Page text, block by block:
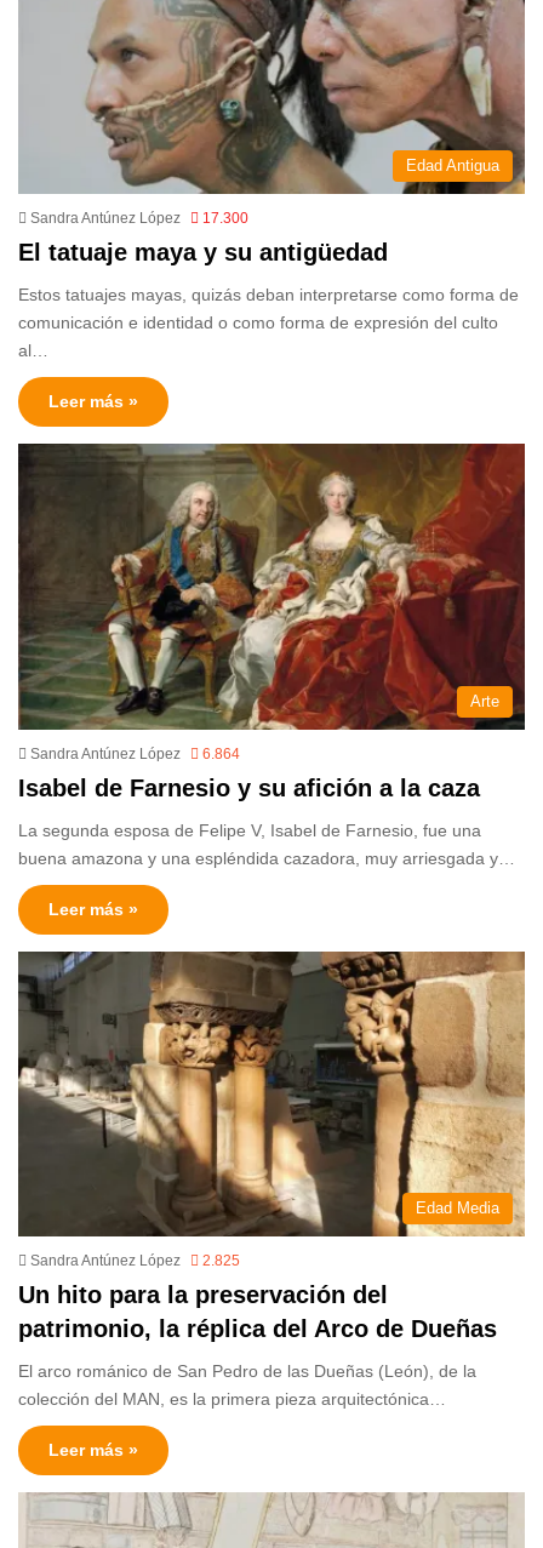
Edad Antigua
Sandra Antúnez López 17.300
El tatuaje maya y su antigüedad
Estos tatuajes mayas, quizás deban interpretarse como forma de
comunicación e identidad o como forma de expresión del culto
al…
Leer más »
Arte
Sandra Antúnez López 6.864
Isabel de Farnesio y su afición a la caza
La segunda esposa de Felipe V, Isabel de Farnesio, fue una
buena amazona y una espléndida cazadora, muy arriesgada y…
Leer más »
Edad Media
Sandra Antúnez López 2.825
Un hito para la preservación del
patrimonio, la réplica del Arco de Dueñas
El arco románico de San Pedro de las Dueñas (León), de la
colección del MAN, es la primera pieza arquitectónica…
Leer más »